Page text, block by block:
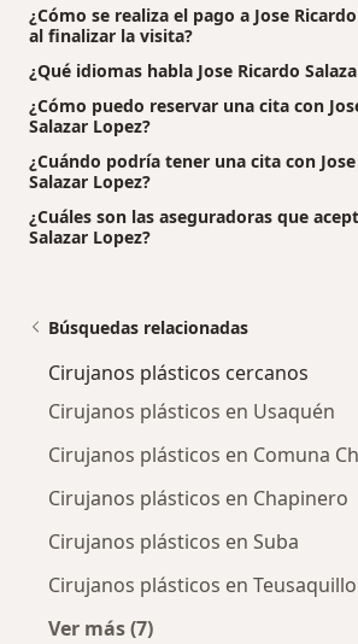
¿Cómo se realiza el pago a Jose
al finalizar la visita?
¿Qué idiomas habla Jose Ricardo
¿Cómo puedo reservar una cita con
Salazar Lopez?
¿Cuándo podría tener una cita con
Salazar Lopez?
¿Cuáles son las aseguradoras que
Salazar Lopez?
Búsquedas relacionadas
Cirujanos plásticos cercanos
Cirujanos plásticos en Usaquén
Cirujanos plásticos en Comuna
Cirujanos plásticos en Chapinero
Cirujanos plásticos en Suba
Cirujanos plásticos en Teusaquillo
Ver más (7)